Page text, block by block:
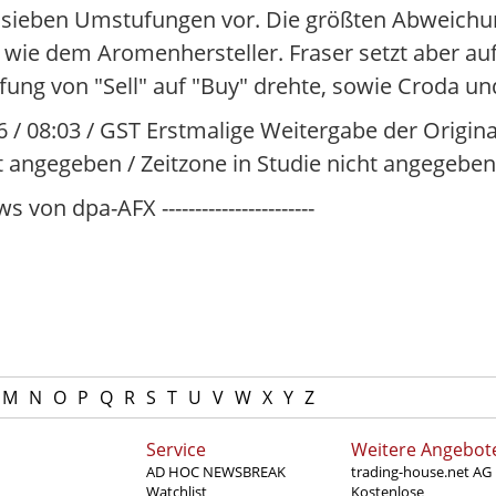
Umstufungen vor. Die größten
dem Aromenhersteller. Fraser setzt aber
von "Sell" auf "Buy" drehte, sowie Croda
08:03 / GST Erstmalige Weitergabe der
/ Zeitzone in Studie nicht angegeben
von dpa-AFX -----------------------
M N O P Q R S T U V W X Y Z
Service
AD HOC NEWSBREAK
Watchlist
Weitere
trading-house.net AG
Kostenlose